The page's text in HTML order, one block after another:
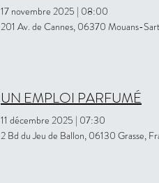
17 novembre 2025 | 08:00
201 Av. de Cannes, 06370 Mouans-
UN EMPLOI PARFUMÉ
11 décembre 2025 | 07:30
2 Bd du Jeu de Ballon, 06130 Grasse,